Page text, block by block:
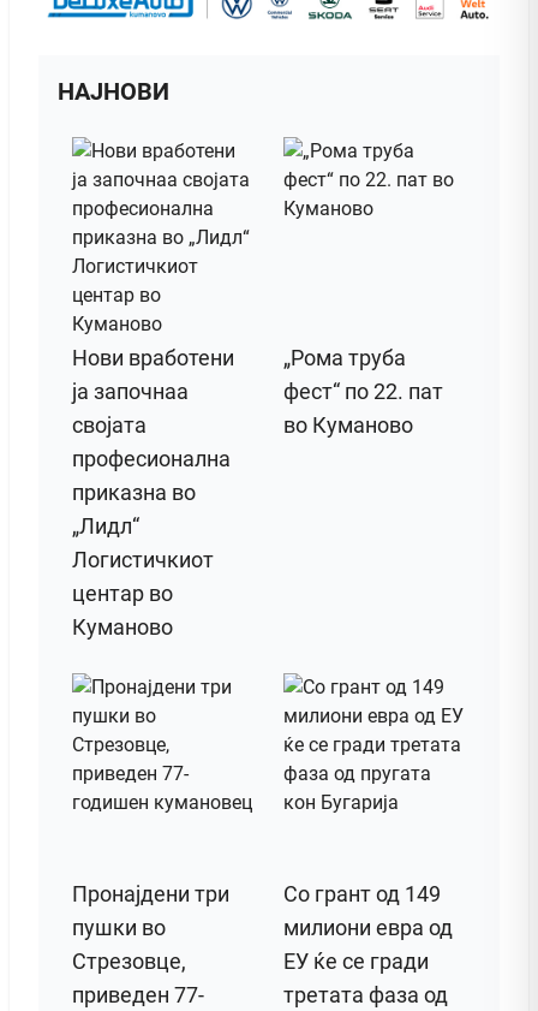
НАЈНОВИ
Нови вработени
ја започнаа
својата
професионална
приказна во
„Лидл“
Логистичкиот
центар во
Куманово
„Рома труба
фест“ по 22. пат
во Куманово
Пронајдени три
пушки во
Стрезовце,
приведен 77-
Со грант од 149
милиони евра од
ЕУ ќе се гради
третата фаза од